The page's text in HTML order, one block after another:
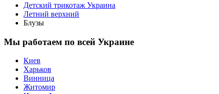
Детский трикотаж Украина
Летний верхний
Блузы
Мы работаем по всей Украине
Киев
Харьков
Винница
Житомир